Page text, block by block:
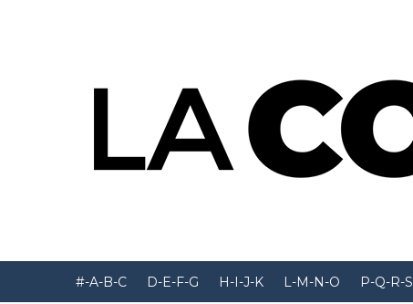
#-A-B-C D-E-F-G H-I-J-K L-M-N-O P-Q-R-S